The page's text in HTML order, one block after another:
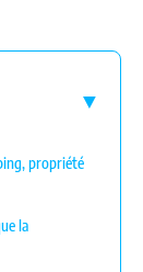
propriété
la